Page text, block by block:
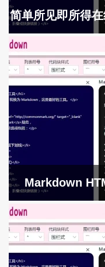
简单所见即所得
Markdown